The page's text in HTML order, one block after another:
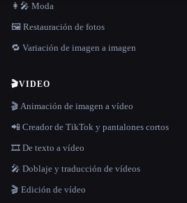
👩‍🎤 Moda
🖼️ Restauración de fotos
🔁 Variación de imagen a imagen
🎬VIDEO
🎬 Animación de imagen a vídeo
📲 Creador de TikTok y pantalones cortos
🎞️ De texto a vídeo
🎤 Doblaje y traducción de vídeos
🎬 Edición de vídeo